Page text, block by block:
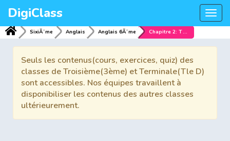
DigiClass
SixiÃ¨me Anglais Anglais 6Ã¨me Chapitre 2: The parts of the day
Seuls les contenus(cours, exercices, quiz) des
classes de Troisième(3ème) et Terminale(Tle D)
sont accessibles. Nos équipes travaillent à
disponibiliser les contenus des autres classes
ultérieurement.